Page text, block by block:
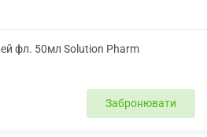
фл. 50мл Solution Pharm
Забронювати